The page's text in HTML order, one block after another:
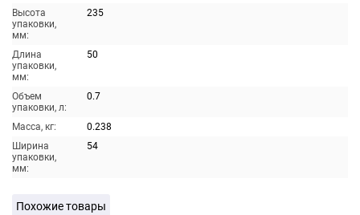
Высота
упаковки,
мм:
235
Длина
упаковки,
мм:
50
Объем
упаковки, л:
0.7
Масса, кг:
0.238
Ширина
упаковки,
мм:
54
Похожие товары